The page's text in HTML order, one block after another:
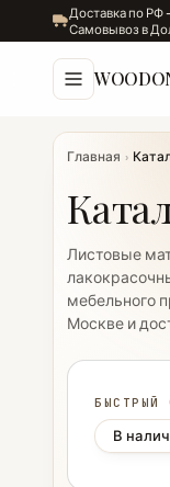
Доставка по РФ
Самовывоз в
Главная ›
Листовые
мебельного
Москве и
БЫСТРЫЙ
В